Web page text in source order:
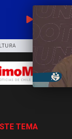
EN VIVO
TEMA